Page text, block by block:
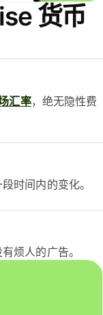
货币
汇率，绝无隐性费
时间内的变化。
烦人的广告。